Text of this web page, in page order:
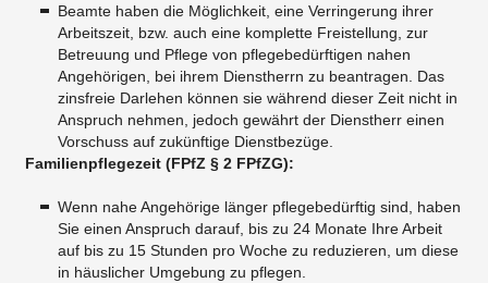
Beamte haben die Möglichkeit, eine Verringerung ihrer
Arbeitszeit, bzw. auch eine komplette Freistellung, zur
Betreuung und Pflege von pflegebedürftigen nahen
Angehörigen, bei ihrem Dienstherrn zu beantragen. Das
zinsfreie Darlehen können sie während dieser Zeit nicht in
Anspruch nehmen, jedoch gewährt der Dienstherr einen
Vorschuss auf zukünftige Dienstbezüge.
Familienpflegezeit (FPfZ § 2 FPfZG):
Wenn nahe Angehörige länger pflegebedürftig sind, haben
Sie einen Anspruch darauf, bis zu 24 Monate Ihre Arbeit
auf bis zu 15 Stunden pro Woche zu reduzieren, um diese
in häuslicher Umgebung zu pflegen.